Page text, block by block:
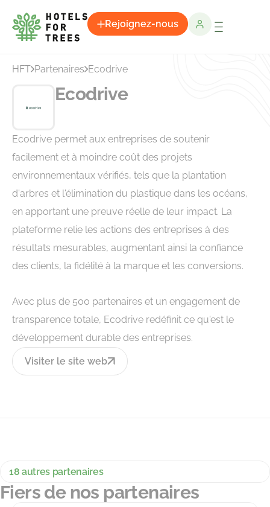
Rejoignez-nous
HFT Partenaires Ecodrive
Ecodrive
Ecodrive permet aux entreprises de soutenir
facilement et à moindre coût des projets
environnementaux vérifiés, tels que la plantation
d'arbres et l'élimination du plastique dans les océans,
en apportant une preuve réelle de leur impact. La
plateforme relie les actions des entreprises à des
résultats mesurables, augmentant ainsi la confiance
des clients, la fidélité à la marque et les conversions.
Avec plus de 500 partenaires et un engagement de
transparence totale, Ecodrive redéfinit ce qu'est le
développement durable des entreprises.
Visiter le site web
18 autres partenaires
Fiers de nos partenaires